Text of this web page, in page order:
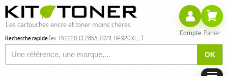
Les cartouches encre et toner moins chères
Recherche rapide(ex: TN2220, CE285A, T0711, HP 920 XL,...)
OK
Compte Panier